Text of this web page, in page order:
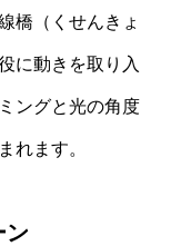
橋（くせんきょ
に動きを取り入
ングと光の角度
れます。
ン